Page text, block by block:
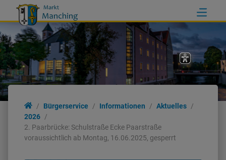
Bürgerservice Informationen
Aktuelles
2026
2. Paarbrücke: Schulstraße Ecke Paarstraße
voraussichtlich ab Montag, 16.06.2025, gesperrt